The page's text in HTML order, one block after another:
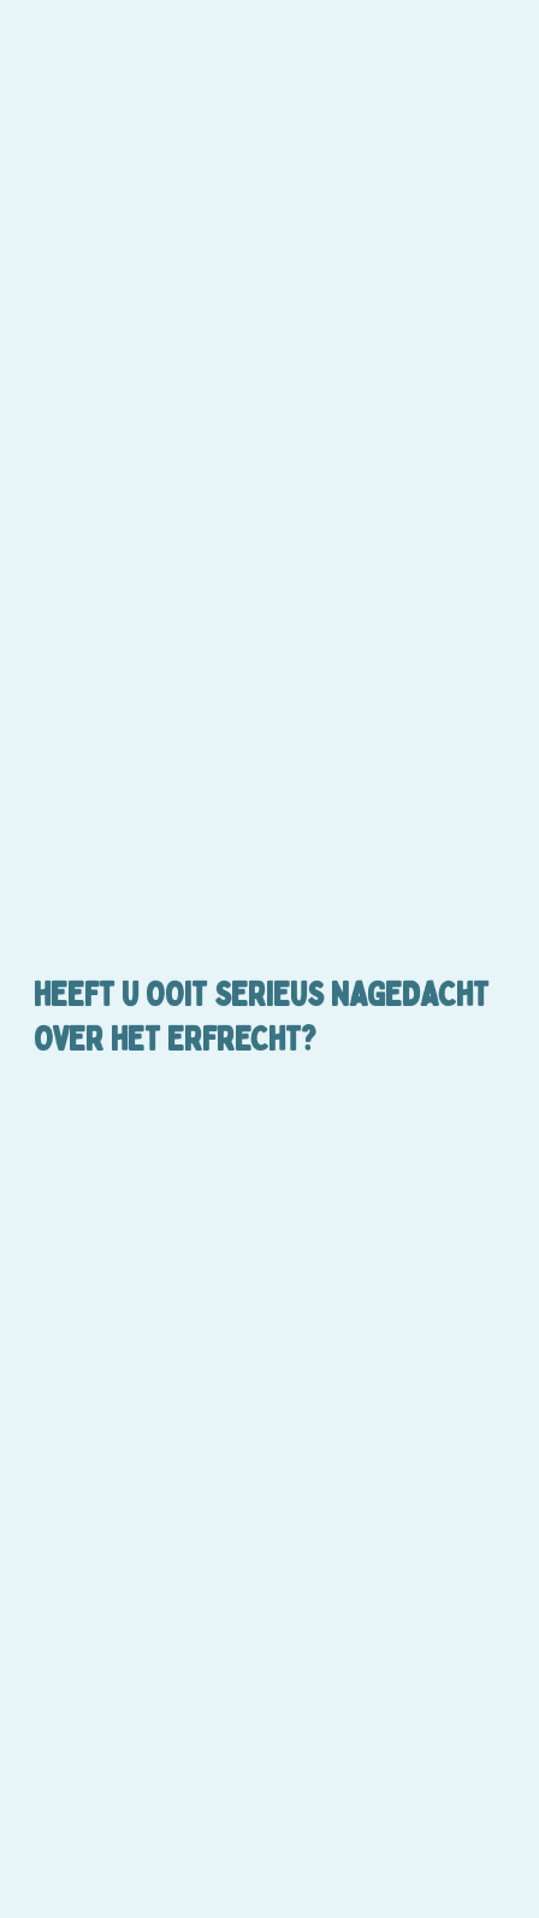
HEEFT U OOIT SERIEUS NAGEDACHT
OVER HET ERFRECHT?